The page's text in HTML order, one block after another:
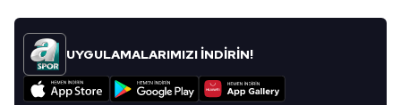
UYGULAMALARIMIZI İNDİRİN!